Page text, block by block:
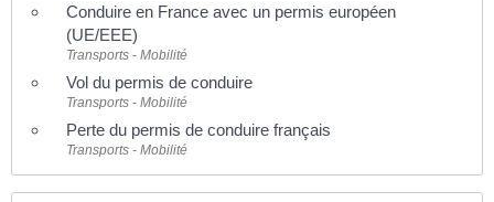
Conduire en France avec un permis européen
(UE/EEE)
Transports - Mobilité
Vol du permis de conduire
Transports - Mobilité
Perte du permis de conduire français
Transports - Mobilité